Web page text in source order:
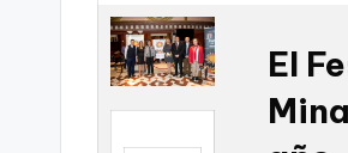
El